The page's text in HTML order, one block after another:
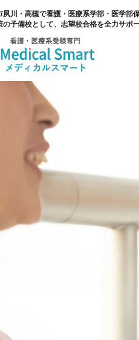
夙川・高槻で看護・医療系学部・医学部
予備校として、志望校合格を全力サポー